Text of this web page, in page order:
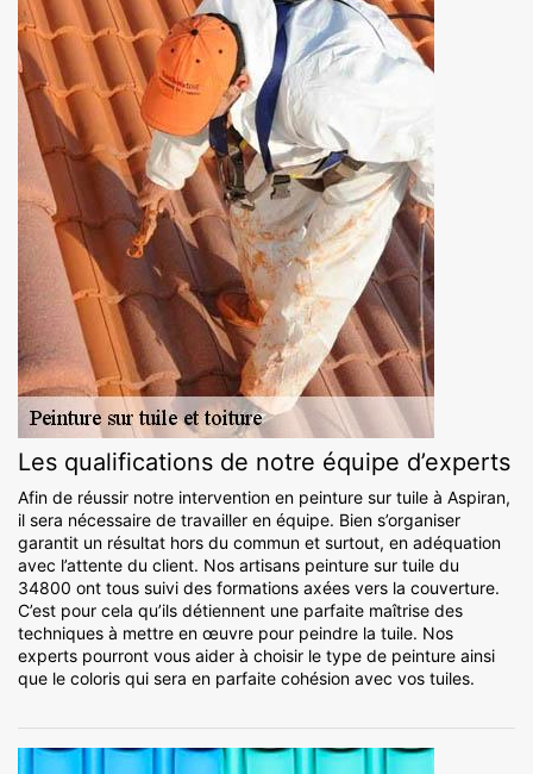
Les qualifications de notre équipe d’experts
Afin de réussir notre intervention en peinture sur tuile à Aspiran,
il sera nécessaire de travailler en équipe. Bien s’organiser
garantit un résultat hors du commun et surtout, en adéquation
avec l’attente du client. Nos artisans peinture sur tuile du
34800 ont tous suivi des formations axées vers la couverture.
C’est pour cela qu’ils détiennent une parfaite maîtrise des
techniques à mettre en œuvre pour peindre la tuile. Nos
experts pourront vous aider à choisir le type de peinture ainsi
que le coloris qui sera en parfaite cohésion avec vos tuiles.